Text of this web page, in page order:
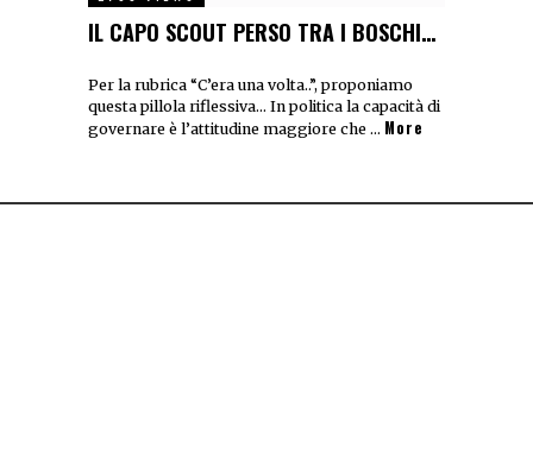
IL CAPO SCOUT PERSO TRA I BOSCHI…
Per la rubrica “C’era una volta..”, proponiamo
questa pillola riflessiva… In politica la capacità di
governare è l’attitudine maggiore che … More